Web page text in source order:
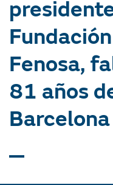
Fenosa,
81 años
Barcelona